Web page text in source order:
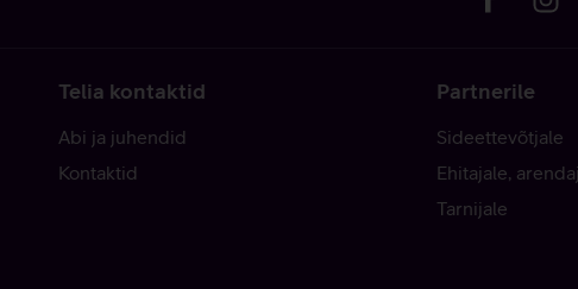
Telia kontaktid
Abi ja juhendid
Kontaktid
Partnerile
Sideettevõtjale
Ehitajale,
Tarnijale